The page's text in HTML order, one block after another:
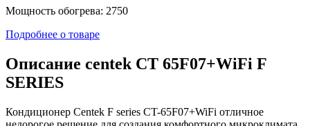
Мощность обогрева: 2750
Подробнее о товаре
Описание centek CT 65F07+WiFi F
SERIES
Кондиционер Centek F series CT-65F07+WiFi отличное